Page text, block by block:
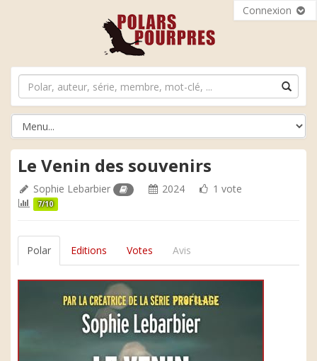
Connexion
Le Venin des souvenirs
Sophie Lebarbier 2024 1 vote
7/10
Polar Editions Votes Avis